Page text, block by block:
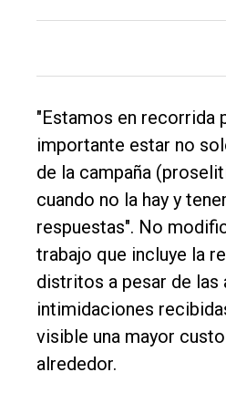
Int.
General
Política
Cultura
Entrevistas
Rural
Deportes
Fúnebres
Edición
Empresa
"Estamos en recorrida
importante estar no
de la campaña
cuando no la hay y
respuestas". No
trabajo que incluye la
distritos a pesar de las
intimidaciones
visible una mayor
alrededor.